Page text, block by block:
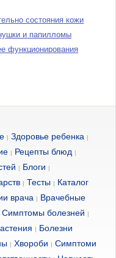
состояния кожи
и папилломы
функционирования
| Здоровье ребенка |
| Рецепты блюд |
| Блоги |
| Тесты | Каталог
врача | Врачебные
Симптомы болезней |
| Болезни
| Хвороби | Симптоми